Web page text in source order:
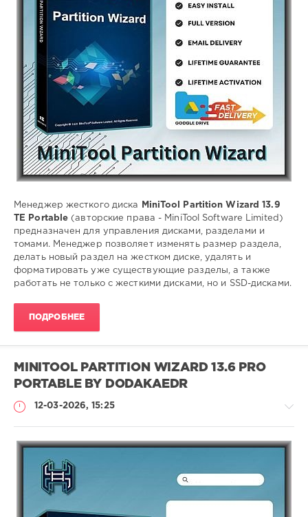
Portable,
MiniTool
Wizard,
Менеджер
жесткого
управление
разделами,
управление
томами
Менеджер жесткого диска
MiniTool Partition Wizard 13.9
TE Portable (авторские права - MiniTool Software Limited)
предназначен для управления дисками, разделами и
томами. Менеджер позволяет изменять размер раздела,
делать новый раздел на жестком диске, удалять и
форматировать уже существующие разделы, а также
работать не только с жесткими дисками, но и SSD-дисками.
ПОДРОБНЕЕ
MINITOOL PARTITION WIZARD 13.6 PRO
PORTABLE BY DODAKAEDR
12-03-2026, 15:25
Софт
(portable)
Lemb46